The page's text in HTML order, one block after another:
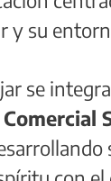
y su
se
Comercial